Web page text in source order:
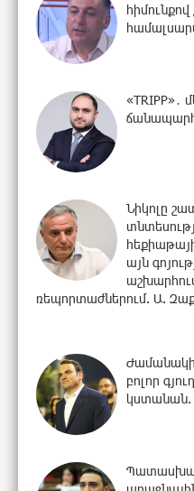
«TRIPP»․
Նիկոլը
այն
ռեպորտաժներում. Ա.
բոլոր